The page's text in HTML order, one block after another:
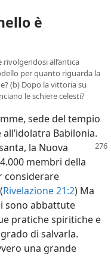
è
rivolgendosi all’antica
per quanto riguarda la
(b) Dopo la vittoria su
le schiere celesti?
sede del tempio
Babilonia.
la Nuova
membri della
considerare
Rivelazione 21:2) Ma
sono abbattute
pratiche spiritiche e
di salvarla.
una grande